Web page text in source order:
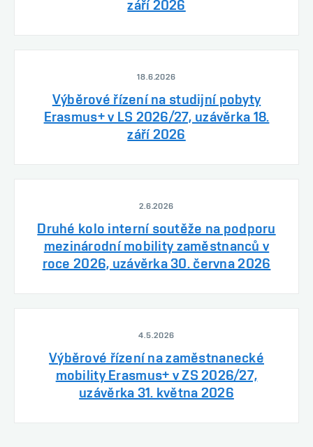
září 2026
18.6.2026
Výběrové řízení na studijní pobyty
Erasmus+ v LS 2026/27, uzávěrka 18.
září 2026
2.6.2026
Druhé kolo interní soutěže na podporu
mezinárodní mobility zaměstnanců v
roce 2026, uzávěrka 30. června 2026
4.5.2026
Výběrové řízení na zaměstnanecké
mobility Erasmus+ v ZS 2026/27,
uzávěrka 31. května 2026